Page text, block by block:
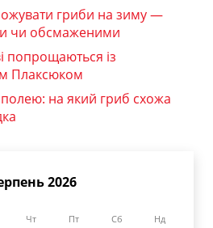
гриби на зиму —
чи обсмаженими
попрощаються із
Плаксюком
на який гриб схожа
2026
Чт Пт Сб Нд